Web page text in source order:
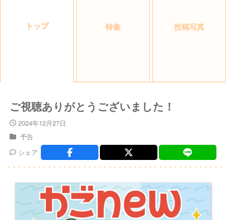
トップ 特集 投稿写真
ご視聴ありがとうございました！
2024年12月27日
予告
シェア